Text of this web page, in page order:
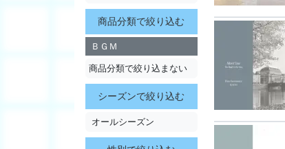
商品分類で絞り込む
ＢＧＭ
商品分類で絞り込まない
シーズンで絞り込む
オールシーズン